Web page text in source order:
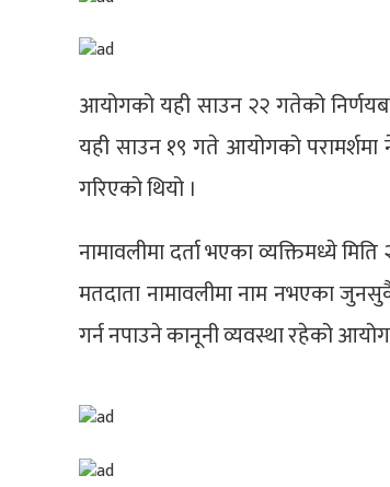
आयोगको यही साउन २२ गतेको
यही साउन १९ गते आयोगको परामर्शमा
गरिएको थियो ।
नामावलीमा दर्ता भएका व्यक्तिमध्ये
मतदाता नामावलीमा नाम नभएका
गर्न नपाउने कानूनी व्यवस्था रहेको